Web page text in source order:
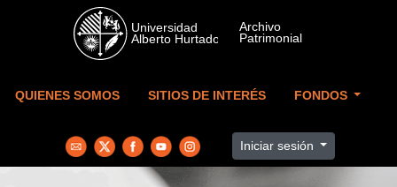
Skip to main content
QUIENES SOMOS SITIOS DE INTERÉS FONDOS
Iniciar sesión